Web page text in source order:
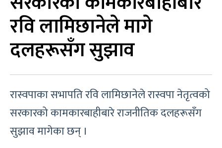
रवि लामिछानेले मागे
दलहरूसँग सुझाव
रास्वपाका सभापति रवि लामिछानेले रास्वपा नेतृत्वको
सरकारको कामकारबाहीबारे राजनीतिक दलहरूसँग
सुझाव मागेका छन् ।